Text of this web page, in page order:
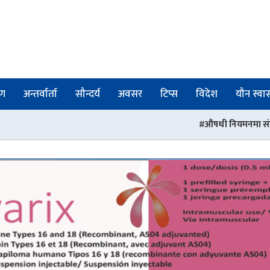
अन्तर्वार्ता सौन्दर्य अवसर टिप्स विदेश यौन
औषधी नियमनमा संरचनागत सुधार :